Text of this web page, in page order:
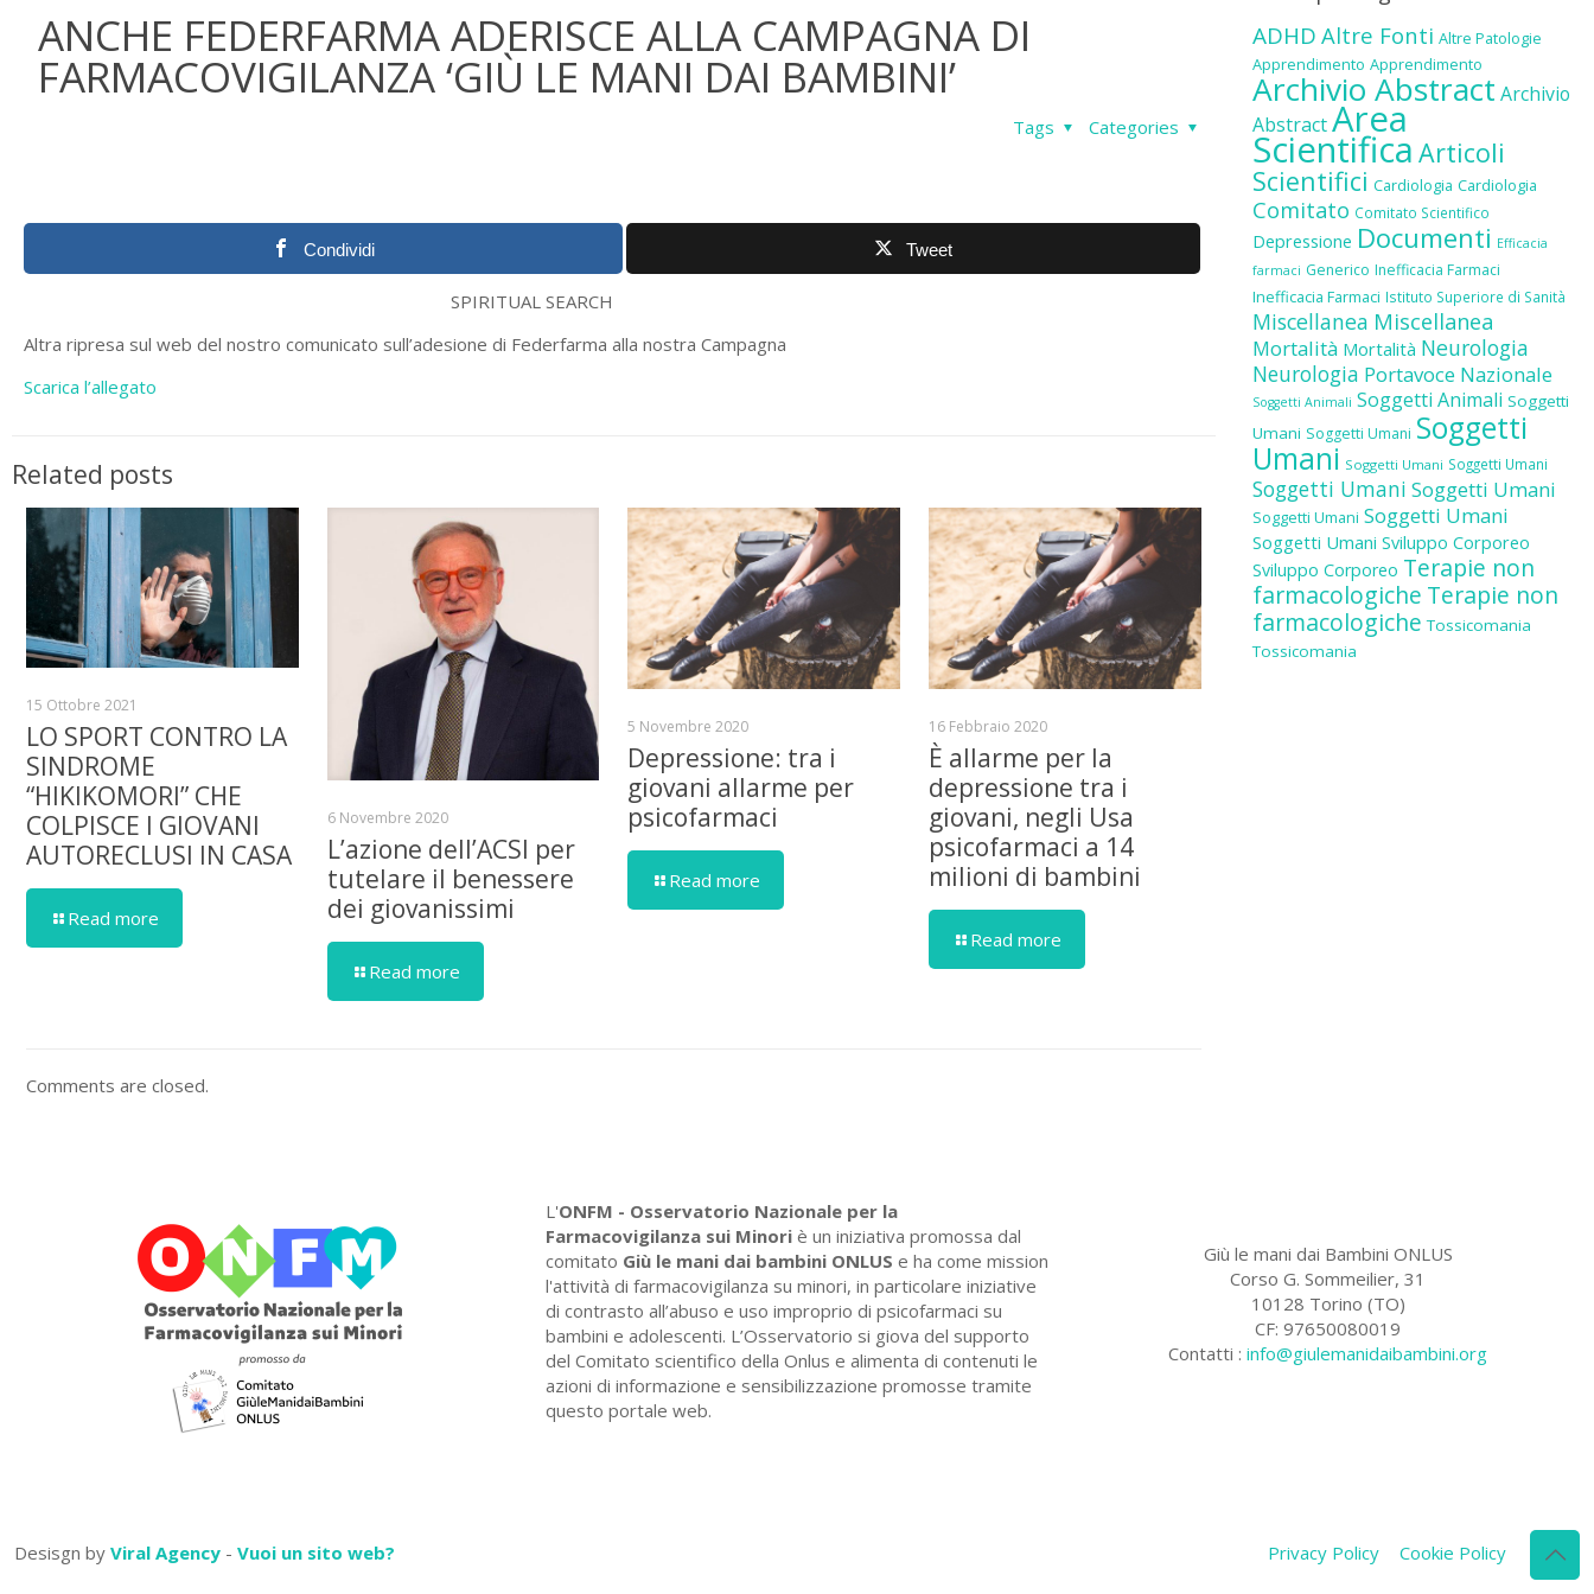
ANCHE FEDERFARMA ADERISCE ALLA CAMPAGNA DI
FARMACOVIGILANZA ‘GIÙ LE MANI DAI BAMBINI’
Categories
Tags
Condividi Tweet
SPIRITUAL SEARCH
Altra ripresa sul web del nostro comunicato sull’adesione di Federfarma alla nostra Campagna
Scarica l’allegato
Related posts
15 Ottobre 2021
LO SPORT CONTRO LA
SINDROME
“HIKIKOMORI” CHE
COLPISCE I GIOVANI
AUTORECLUSI IN CASA
Read more
6 Novembre 2020
L’azione dell’ACSI per
tutelare il benessere
dei giovanissimi
Read more
5 Novembre 2020
Depressione: tra i
giovani allarme per
psicofarmaci
Read more
16 Febbraio 2020
È allarme per la
depressione tra i
giovani, negli Usa
psicofarmaci a 14
milioni di bambini
Read more
Comments are closed.
ADHD Altre Fonti Altre Patologie
Apprendimento Apprendimento
Archivio Abstract Archivio
AbstractArea
Scientifica Articoli
Scientifici Cardiologia Cardiologia
Comitato Comitato Scientifico
Depressione Documenti Efficacia
farmaci Generico Inefficacia Farmaci
Inefficacia Farmaci Istituto Superiore di Sanità
Miscellanea Miscellanea
Mortalità Mortalità Neurologia
Neurologia Portavoce Nazionale
Soggetti Animali Soggetti Animali Soggetti
Umani Soggetti Umani Soggetti
Umani Soggetti Umani Soggetti Umani
Soggetti Umani Soggetti Umani
Soggetti Umani Soggetti Umani
Soggetti Umani Sviluppo Corporeo
Sviluppo Corporeo Terapie non
farmacologiche Terapie non
farmacologiche Tossicomania
Tossicomania
L'ONFM - Osservatorio Nazionale per la
Farmacovigilanza sui Minori è un iniziativa promossa dal
comitato Giù le mani dai bambini ONLUS e ha come mission
l'attività di farmacovigilanza su minori, in particolare iniziative
di contrasto all’abuso e uso improprio di psicofarmaci su
bambini e adolescenti. L’Osservatorio si giova del supporto
del Comitato scientifico della Onlus e alimenta di contenuti le
azioni di informazione e sensibilizzazione promosse tramite
questo portale web.
Giù le mani dai Bambini ONLUS
Corso G. Sommeilier, 31
10128 Torino (TO)
CF: 97650080019
Contatti :info@giulemanidaibambini.org
Desisgn by Viral Agency - Vuoi un sito web? Privacy Policy Cookie Policy